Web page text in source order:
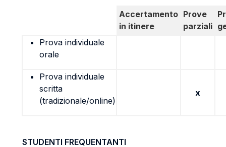
Accertamento
in itinere
Prove
parziali
Prova individuale
orale
Prova individuale
scritta
(tradizionale/online)
x
STUDENTI FREQUENTANTI